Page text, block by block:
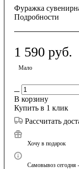
Фуражка
Подробности
1 590 руб.
Мало
В корзину
Купить в 1 клик
Рассчитать
Хочу в подарок
Самовывоз сегодня